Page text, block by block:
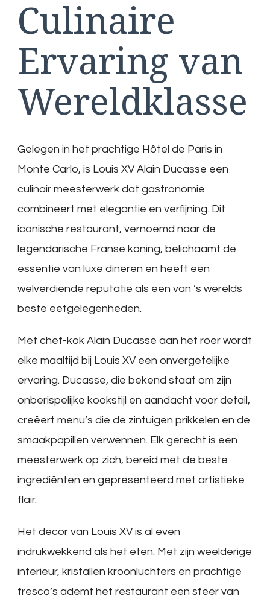
Culinaire
Ervaring van
Wereldklasse
Gelegen in het prachtige Hôtel de Paris in
Monte Carlo, is Louis XV Alain Ducasse een
culinair meesterwerk dat gastronomie
combineert met elegantie en verfijning. Dit
iconische restaurant, vernoemd naar de
legendarische Franse koning, belichaamt de
essentie van luxe dineren en heeft een
welverdiende reputatie als een van ’s werelds
beste eetgelegenheden.
Met chef-kok Alain Ducasse aan het roer wordt
elke maaltijd bij Louis XV een onvergetelijke
ervaring. Ducasse, die bekend staat om zijn
onberispelijke kookstijl en aandacht voor detail,
creëert menu’s die de zintuigen prikkelen en de
smaakpapillen verwennen. Elk gerecht is een
meesterwerk op zich, bereid met de beste
ingrediënten en gepresenteerd met artistieke
flair.
Het decor van Louis XV is al even
indrukwekkend als het eten. Met zijn weelderige
interieur, kristallen kroonluchters en prachtige
fresco’s ademt het restaurant een sfeer van